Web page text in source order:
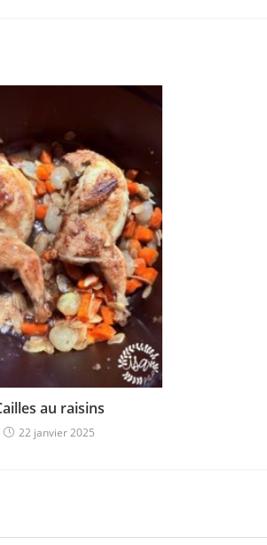
au raisins
22 janvier 2025